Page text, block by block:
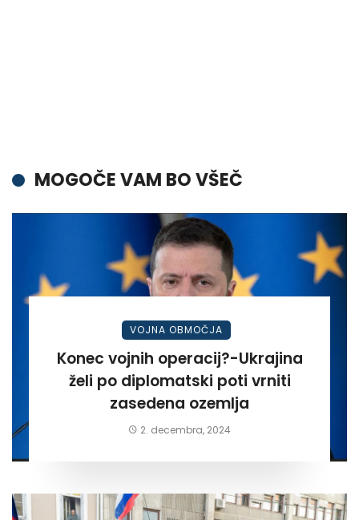
MOGOČE VAM BO VŠEČ
VOJNA OBMOČJA
Konec vojnih operacij?-Ukrajina
želi po diplomatski poti vrniti
zasedena ozemlja
2. decembra, 2024